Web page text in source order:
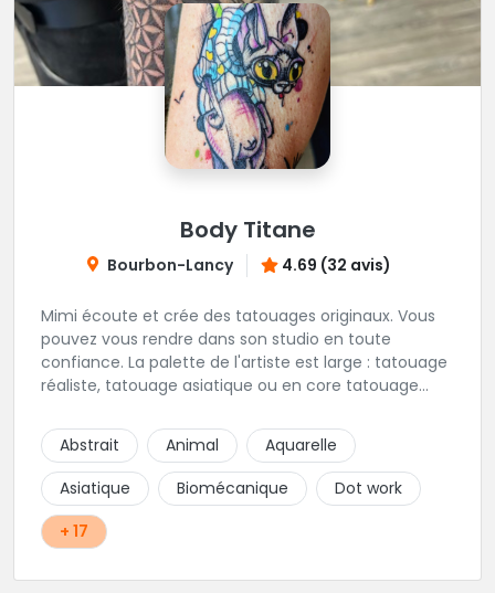
Body Titane
Bourbon-Lancy 4.69 (32 avis)
Mimi écoute et crée des tatouages originaux. Vous
pouvez vous rendre dans son studio en toute
confiance. La palette de l'artiste est large : tatouage
réaliste, tatouage asiatique ou en core tatouage
construire un projet qui vous ressemble.
Abstrait Animal
Aquarelle
Asiatique
Biomécanique
Dot work
+ 17